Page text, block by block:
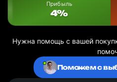
Прибыль
4%
Нужна помощь с вашей
Поможем с